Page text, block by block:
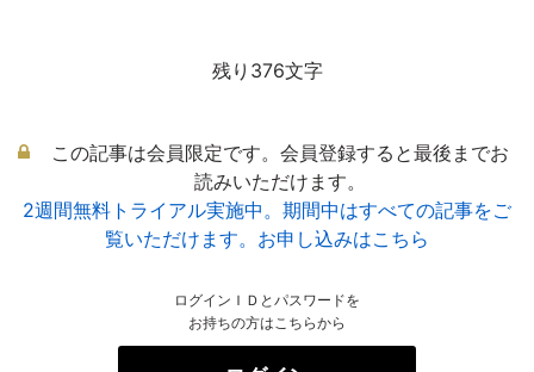
残り376文字
この記事は会員限定です。会員登録すると最後までお
読みいただけます。
2週間無料トライアル実施中。期間中はすべての記事をご
覧いただけます。お申し込みはこちら
ログインＩＤとパスワードを
お持ちの方はこちらから